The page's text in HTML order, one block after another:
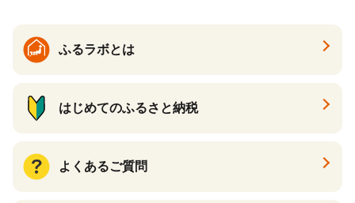
ふるラボとは
はじめてのふるさと納税
よくあるご質問